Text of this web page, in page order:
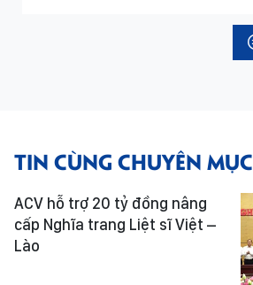
TIN CÙNG CHUYÊN MỤC
ACV hỗ trợ 20 tỷ đồng nâng
cấp Nghĩa trang Liệt sĩ Việt –
Lào